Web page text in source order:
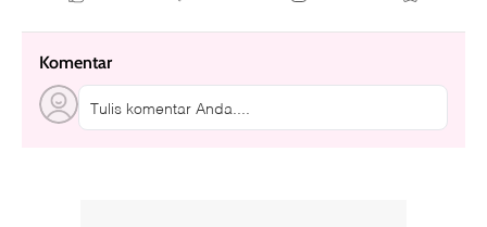
Komentar
Tulis komentar Anda....